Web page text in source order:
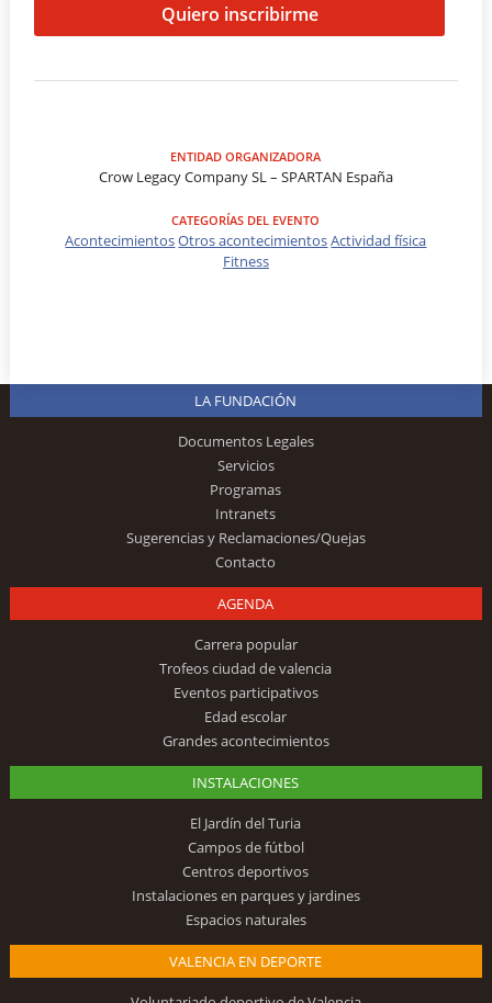
Quiero inscribirme
ENTIDAD ORGANIZADORA
Crow Legacy Company SL – SPARTAN España
CATEGORÍAS DEL EVENTO
AcontecimientosOtros acontecimientosActividad física
Fitness
LA FUNDACIÓN
Documentos Legales
Servicios
Programas
Intranets
Sugerencias y Reclamaciones/Quejas
Contacto
AGENDA
Carrera popular
Trofeos ciudad de valencia
Eventos participativos
Edad escolar
Grandes acontecimientos
INSTALACIONES
El Jardín del Turia
Campos de fútbol
Centros deportivos
Instalaciones en parques y jardines
Espacios naturales
VALENCIA EN DEPORTE